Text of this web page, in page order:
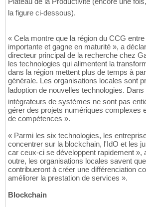
la figure ci-dessous).
« Cela montre que la région du CCG
importante et gagne en maturité », a
directeur principal de la recherche chez
les technologies qui alimentent la
dans la région mettent plus de temps à
générale. Les organisations locales sont
ladoption de nouvelles technologies.
intégrateurs de systèmes ne sont pas
gérer des projets numériques complexes
de compétences ».
« Parmi les six technologies, les
concentrer sur la blockchain, l'IdO et les
car ceux-ci se développent rapidement »,
outre, les organisations locales savent
contribueront à créer une différenciation
améliorer la prestation de services ».
Blockchain